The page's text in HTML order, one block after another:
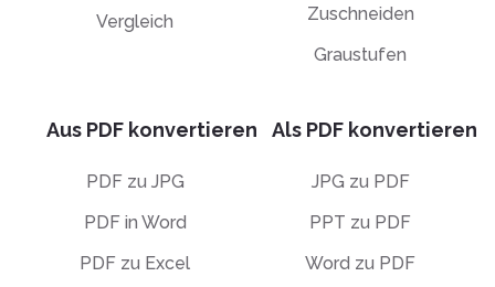
Vergleich
Zuschneiden
Graustufen
Aus PDF konvertieren
PDF zu JPG
PDF in Word
PDF zu Excel
Als PDF konvertieren
JPG zu PDF
PPT zu PDF
Word zu PDF